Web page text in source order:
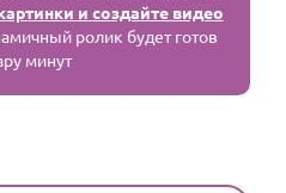
и создайте видео
ролик будет готов
минут